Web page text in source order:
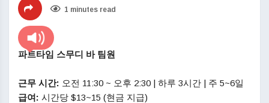
1 minutes read
파트타임 스무디 바 팀원
근무 시간: 오전 11:30 ~ 오후 2:30 | 하루 3시간 | 주 5~6일
급여: 시간당 $13~15 (현금 지급)